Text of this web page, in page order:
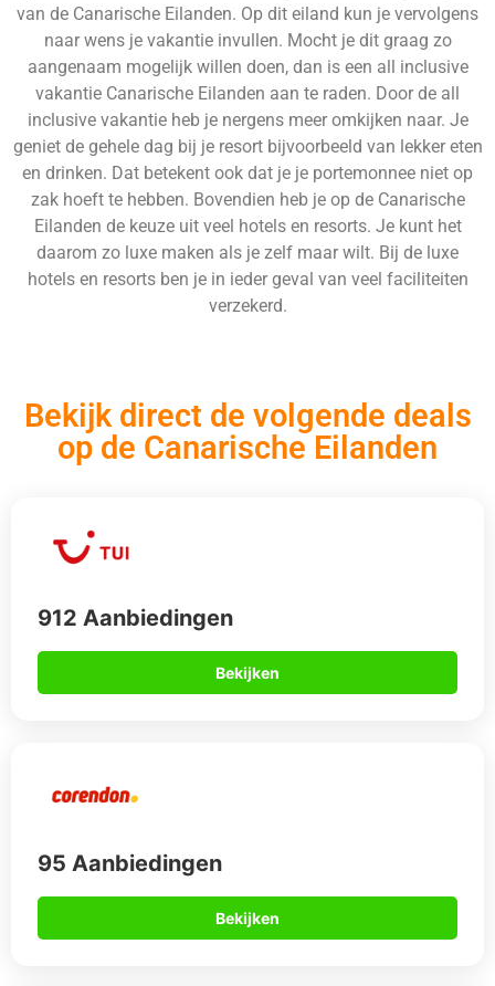
van de Canarische Eilanden. Op dit eiland kun je vervolgens
naar wens je vakantie invullen. Mocht je dit graag zo
aangenaam mogelijk willen doen, dan is een all inclusive
vakantie Canarische Eilanden aan te raden. Door de all
inclusive vakantie heb je nergens meer omkijken naar. Je
geniet de gehele dag bij je resort bijvoorbeeld van lekker eten
en drinken. Dat betekent ook dat je je portemonnee niet op
zak hoeft te hebben. Bovendien heb je op de Canarische
Eilanden de keuze uit veel hotels en resorts. Je kunt het
daarom zo luxe maken als je zelf maar wilt. Bij de luxe
hotels en resorts ben je in ieder geval van veel faciliteiten
verzekerd.
Bekijk direct de volgende deals
op de Canarische Eilanden
912 Aanbiedingen
Bekijken
95 Aanbiedingen
Bekijken